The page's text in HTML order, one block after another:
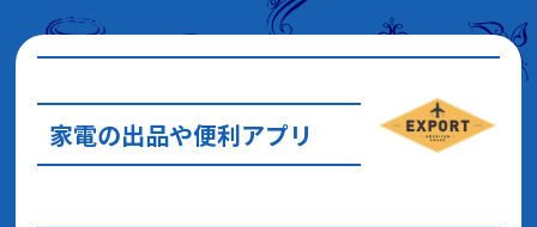
家電の出品や便利アプリ